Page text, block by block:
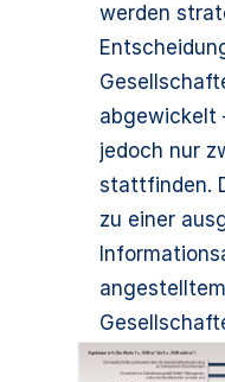
werden
abgewickelt
jedoch nur
stattfinden.
zu einer